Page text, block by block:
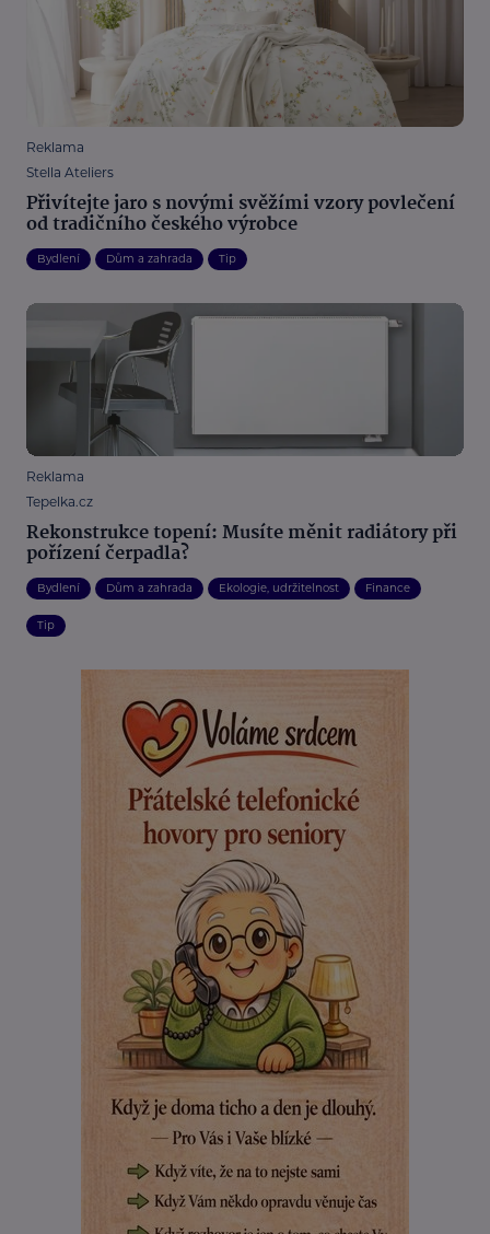
Reklama
Stella Ateliers
Přivítejte jaro s novými svěžími vzory povlečení
od tradičního českého výrobce
Bydlení Dům a zahrada Tip
Reklama
Tepelka.cz
Rekonstrukce topení: Musíte měnit radiátory při
pořízení čerpadla?
Bydlení Dům a zahrada Ekologie, udržitelnost Finance
Tip